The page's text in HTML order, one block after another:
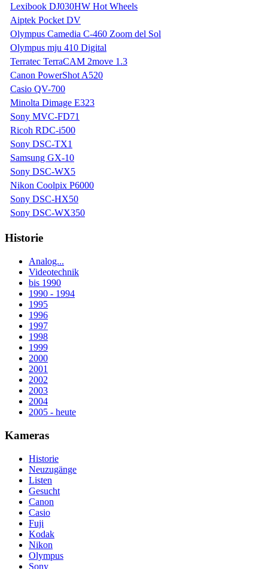
Lexibook DJ030HW Hot Wheels
Aiptek Pocket DV
Olympus Camedia C-460 Zoom del Sol
Olympus mju 410 Digital
Terratec TerraCAM 2move 1.3
Canon PowerShot A520
Casio QV-700
Minolta Dimage E323
Sony MVC-FD71
Ricoh RDC-i500
Sony DSC-TX1
Samsung GX-10
Sony DSC-WX5
Nikon Coolpix P6000
Sony DSC-HX50
Sony DSC-WX350
Historie
Analog...
Videotechnik
bis 1990
1990 - 1994
1995
1996
1997
1998
1999
2000
2001
2002
2003
2004
2005 - heute
Kameras
Historie
Neuzugänge
Listen
Gesucht
Canon
Casio
Fuji
Kodak
Nikon
Olympus
Sony